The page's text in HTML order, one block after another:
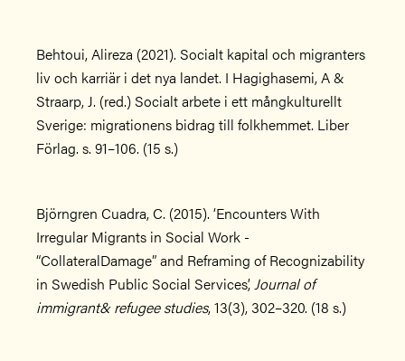
Behtoui, Alireza (2021). Socialt kapital och migranters
liv och karriär i det nya landet. I Hagighasemi, A &
Straarp, J. (red.) Socialt arbete i ett mångkulturellt
Sverige: migrationens bidrag till folkhemmet. Liber
Förlag. s. 91–106. (15 s.)
Björngren Cuadra, C. (2015). ‘Encounters With
Irregular Migrants in Social Work -
“CollateralDamage” and Reframing of Recognizability
in Swedish Public Social Services’,Journal of
immigrant& refugee studies, 13(3), 302–320. (18 s.)